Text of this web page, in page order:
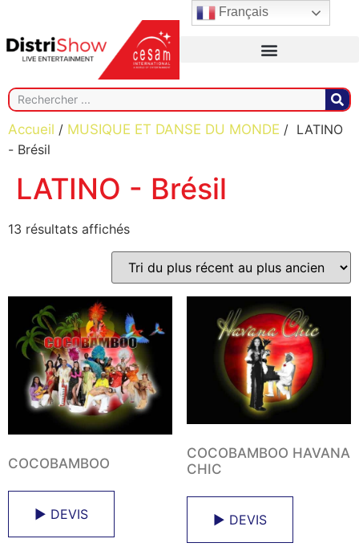
Accueil / MUSIQUE ET DANSE DU MONDE / LATINO
- Brésil
LATINO - Brésil
13 résultats affichés
COCOBAMBOO
► DEVIS
COCOBAMBOO HAVANA
CHIC
► DEVIS
Français